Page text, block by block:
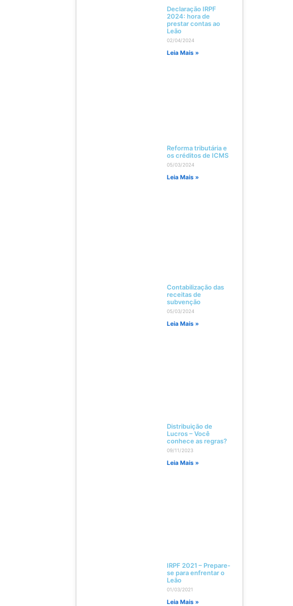
Declaração IRPF
2024: hora de
prestar contas ao
Leão
02/04/2024
Leia Mais »
Reforma tributária e
os créditos de ICMS
05/03/2024
Leia Mais »
Contabilização das
receitas de
subvenção
05/03/2024
Leia Mais »
Distribuição de
Lucros – Você
conhece as regras?
09/11/2023
Leia Mais »
IRPF 2021 – Prepare-
se para enfrentar o
Leão
01/03/2021
Leia Mais »